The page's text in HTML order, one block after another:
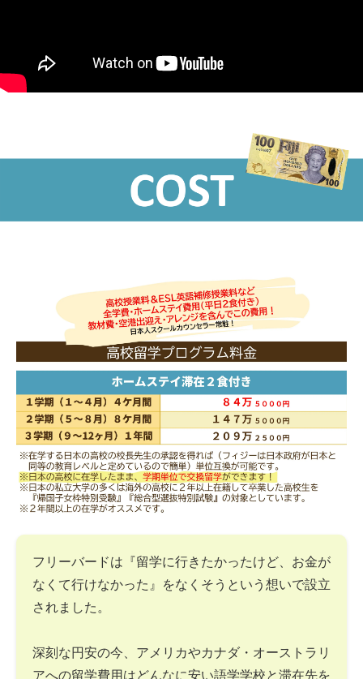
フリーバードは『留学に行きたかったけど、お金が
なくて行けなかった』をなくそうという想いで設立
されました。
深刻な円安の今、アメリカやカナダ・オーストラリ
アへの留学費用はどんなに安い語学学校と滞在先を